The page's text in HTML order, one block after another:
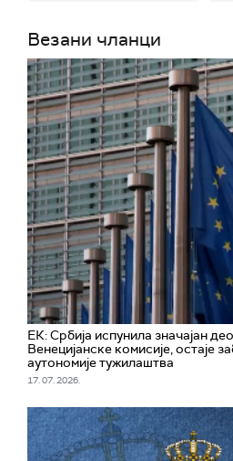
Везани чланци
ЕК: Србија испунила значајан
Венецијанске комисије, остаје
аутономије тужилаштва
17. 07. 2026.